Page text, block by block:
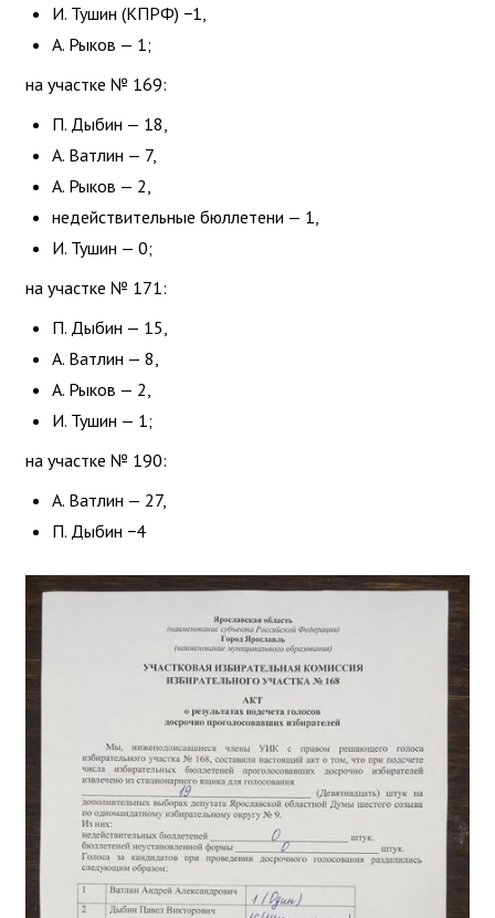
И. Тушин (КПРФ) −1,
А. Рыков — 1;
на участке № 169:
П. Дыбин — 18,
А. Ватлин — 7,
А. Рыков — 2,
недействительные бюллетени — 1,
И. Тушин — 0;
на участке № 171:
П. Дыбин — 15,
А. Ватлин — 8,
А. Рыков — 2,
И. Тушин — 1;
на участке № 190:
А. Ватлин — 27,
П. Дыбин −4